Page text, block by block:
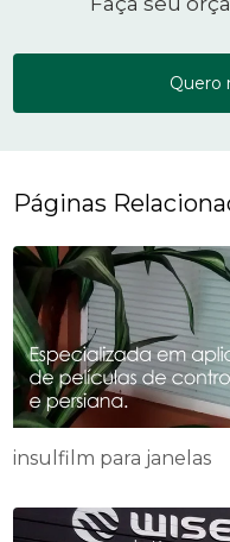
Quero
Páginas
insulfilm para janelas